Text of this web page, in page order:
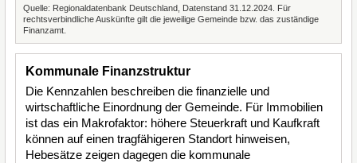
Quelle: Regionaldatenbank Deutschland, Datenstand 31.12.2024. Für
rechtsverbindliche Auskünfte gilt die jeweilige Gemeinde bzw. das zuständige
Finanzamt.
Kommunale Finanzstruktur
Die Kennzahlen beschreiben die finanzielle und
wirtschaftliche Einordnung der Gemeinde. Für Immobilien
ist das ein Makrofaktor: höhere Steuerkraft und Kaufkraft
können auf einen tragfähigeren Standort hinweisen,
Hebesätze zeigen dagegen die kommunale